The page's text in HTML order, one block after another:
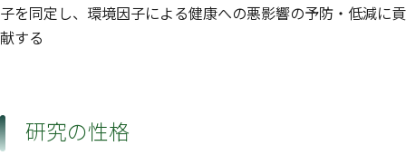
子を同定し、環境因子による健康への悪影響の予防・低減に貢
献する
研究の性格